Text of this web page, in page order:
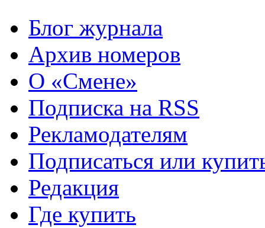
Блог журнала
Архив номеров
О «Смене»
Подписка на RSS
Рекламодателям
Подписаться или
Редакция
Где купить